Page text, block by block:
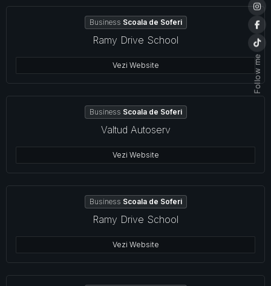
Business Scoala de Soferi
Ramy Drive School
Vezi Website
Business Scoala de Soferi
Valtud Autoserv
Vezi Website
Business Scoala de Soferi
Ramy Drive School
Vezi Website
Follow me